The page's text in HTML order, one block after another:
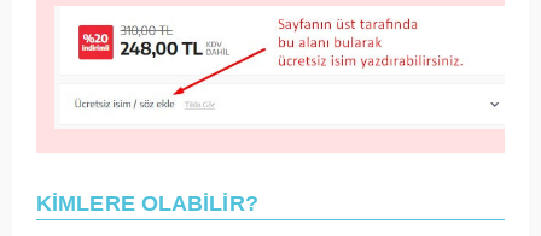
KİMLERE OLABİLİR?